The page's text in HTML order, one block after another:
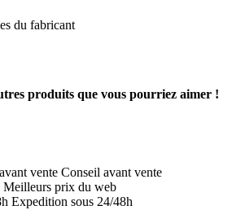
du fabricant
produits que vous pourriez aimer !
Conseil avant vente
Meilleurs prix du web
Expedition sous 24/48h